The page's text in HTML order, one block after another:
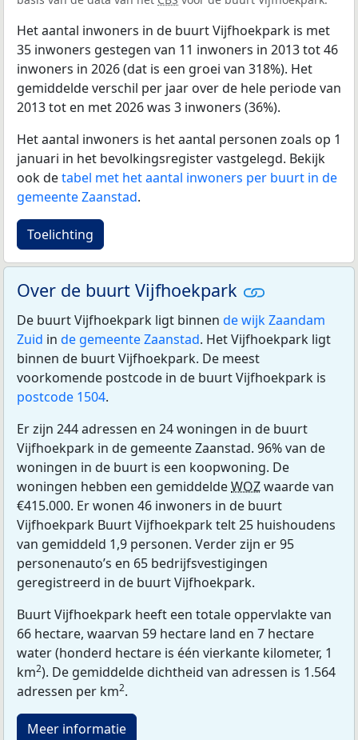
Het aantal inwoners in de buurt Vijfhoekpark is met
35 inwoners gestegen van 11 inwoners in 2013 tot 46
inwoners in 2026 (dat is een groei van 318%). Het
gemiddelde verschil per jaar over de hele periode van
2013 tot en met 2026 was 3 inwoners (36%).
Het aantal inwoners is het aantal personen zoals op 1
januari in het bevolkingsregister vastgelegd. Bekijk
ook detabel met het aantal inwoners per buurt in de
gemeente Zaanstad.
Toelichting
Over de buurt Vijfhoekpark
De buurt Vijfhoekpark ligt binnen de wijk Zaandam
Zuid in de gemeente Zaanstad. Het Vijfhoekpark ligt
binnen de buurt Vijfhoekpark. De meest
voorkomende postcode in de buurt Vijfhoekpark is
postcode 1504.
Er zijn 244 adressen en 24 woningen in de buurt
Vijfhoekpark in de gemeente Zaanstad. 96% van de
woningen in de buurt is een koopwoning. De
woningen hebben een gemiddeldeWOZwaarde van
€415.000. Er wonen 46 inwoners in de buurt
Vijfhoekpark Buurt Vijfhoekpark telt 25 huishoudens
van gemiddeld 1,9 personen. Verder zijn er 95
personenauto’s en 65 bedrijfsvestigingen
geregistreerd in de buurt Vijfhoekpark.
Buurt Vijfhoekpark heeft een totale oppervlakte van
66 hectare, waarvan 59 hectare land en 7 hectare
water (honderd hectare is één vierkante kilometer, 1
km2). De gemiddelde dichtheid van adressen is 1.564
adressen per km2.
Meer informatie